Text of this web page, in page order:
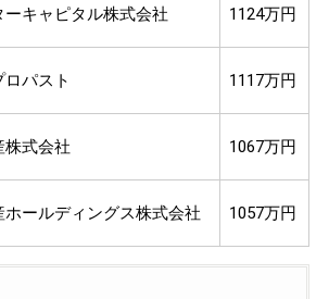
ーキャピタル株式会社 1124万円
パスト 1117万円
株式会社 1067万円
ホールディングス株式会社 1057万円